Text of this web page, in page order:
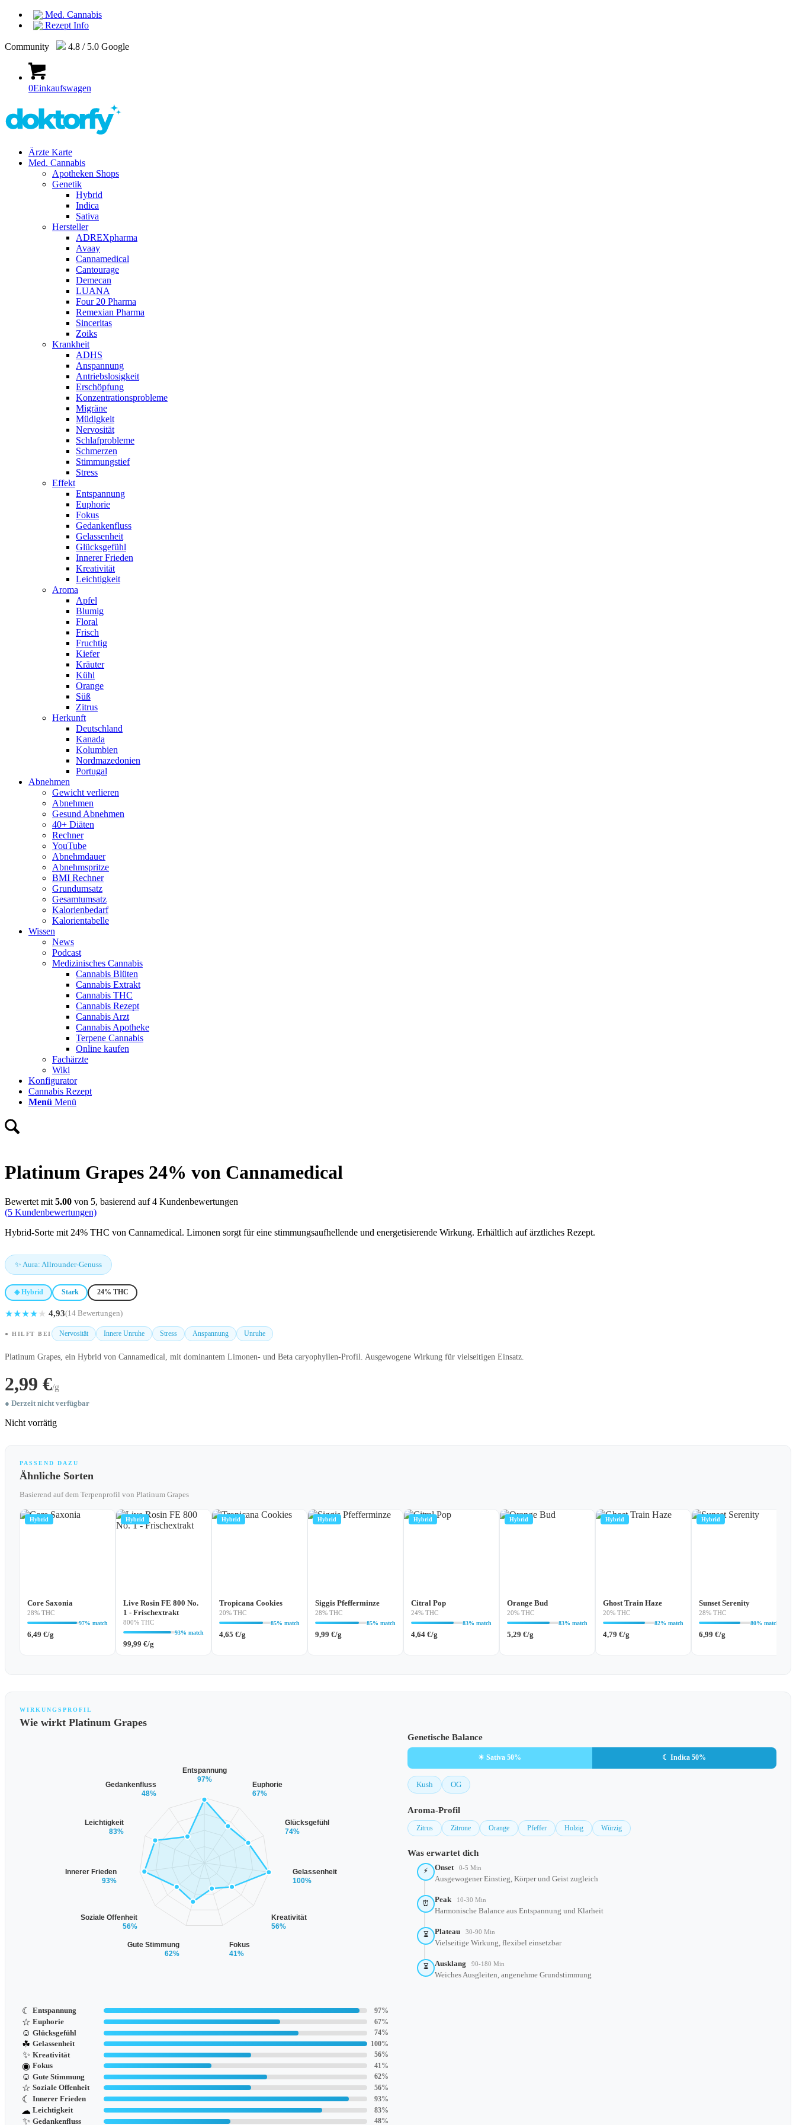
Med. Cannabis
Rezept Info
Community 4.8 / 5.0 Google
0Einkaufswagen
Ärzte Karte
Med. Cannabis
Apotheken Shops
Genetik
Hybrid
Indica
Sativa
Hersteller
ADREXpharma
Avaay
Cannamedical
Cantourage
Demecan
LUANA
Four 20 Pharma
Remexian Pharma
Sinceritas
Zoiks
Krankheit
ADHS
Anspannung
Antriebslosigkeit
Erschöpfung
Konzentrationsprobleme
Migräne
Müdigkeit
Nervosität
Schlafprobleme
Schmerzen
Stimmungstief
Stress
Effekt
Entspannung
Euphorie
Fokus
Gedankenfluss
Gelassenheit
Glücksgefühl
Innerer Frieden
Kreativität
Leichtigkeit
Aroma
Apfel
Blumig
Floral
Frisch
Fruchtig
Kiefer
Kräuter
Kühl
Orange
Süß
Zitrus
Herkunft
Deutschland
Kanada
Kolumbien
Nordmazedonien
Portugal
Abnehmen
Gewicht verlieren
Abnehmen
Gesund Abnehmen
40+ Diäten
Rechner
YouTube
Abnehmdauer
Abnehmspritze
BMI Rechner
Grundumsatz
Gesamtumsatz
Kalorienbedarf
Kalorientabelle
Wissen
News
Podcast
Medizinisches Cannabis
Cannabis Blüten
Cannabis Extrakt
Cannabis THC
Cannabis Rezept
Cannabis Arzt
Cannabis Apotheke
Terpene Cannabis
Online kaufen
Fachärzte
Wiki
Konfigurator
Cannabis Rezept
Menü Menü
Platinum Grapes 24% von Cannamedical
Bewertet mit 5.00 von 5, basierend auf4 Kundenbewertungen
(5 Kundenbewertungen)
Hybrid-Sorte mit 24% THC von Cannamedical. Limonen sorgt für eine stimmungsaufhellende und energetisierende Wirkung. Erhältlich auf ärztliches Rezept.
✨ Aura: Allrounder-Genuss
◈ Hybrid Stark 24% THC
★★★★★ 4,93(14 Bewertungen)
● HILFT BEI Nervosität Innere Unruhe Stress Anspannung Unruhe
Platinum Grapes, ein Hybrid von Cannamedical, mit dominantem Limonen- und Beta caryophyllen-Profil. Ausgewogene Wirkung für vielseitigen Einsatz.
2,99 €/g
● Derzeit nicht verfügbar
Nicht vorrätig
PASSEND DAZU
Ähnliche Sorten
Basierend auf dem Terpenprofil von Platinum Grapes
Hybrid
Core Saxonia
28% THC
97% match
6,49 €/g
Hybrid
Live Rosin FE 800 No.
1 - Frischextrakt
800% THC
93% match
99,99 €/g
Hybrid
Tropicana Cookies
20% THC
85% match
4,65 €/g
Hybrid
Siggis Pfefferminze
28% THC
85% match
9,99 €/g
Hybrid
Citral Pop
24% THC
83% match
4,64 €/g
Hybrid
Orange Bud
20% THC
83% match
5,29 €/g
Hybrid
Ghost Train Haze
20% THC
82% match
4,79 €/g
Hybrid
Sunset Serenity
28% THC
80% match
6,99 €/g
WIRKUNGSPROFIL
Wie wirkt Platinum Grapes
Entspannung
97%
Euphorie
67%
Glücksgefühl
74%
Gelassenheit
100%
Kreativität
56%
Fokus
41%
Gute Stimmung
62%
Soziale Offenheit
56%
Innerer Frieden
93%
Leichtigkeit
83%
Gedankenfluss
48%
☾ Entspannung 97%
☆ Euphorie 67%
☺ Glücksgefühl 74%
☘ Gelassenheit 100%
✨ Kreativität 56%
◉ Fokus 41%
☺ Gute Stimmung 62%
☆ Soziale Offenheit 56%
☾ Innerer Frieden 93%
☁ Leichtigkeit 83%
✨ Gedankenfluss 48%
Genetische Balance
☀ Sativa 50% ☾ Indica 50%
Kush OG
Aroma-Profil
Zitrus Zitrone Orange Pfeffer Holzig Würzig
Was erwartet dich
⚡ Onset 0-5 Min
Ausgewogener Einstieg, Körper und Geist zugleich
⏰ Peak 10-30 Min
Harmonische Balance aus Entspannung und Klarheit
⏳ Plateau 30-90 Min
Vielseitige Wirkung, flexibel einsetzbar
⏳ Ausklang 90-180 Min
Weiches Ausgleiten, angenehme Grundstimmung